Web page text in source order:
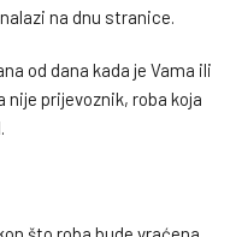
na dnu stranice.
od dana kada je Vama ili
prijevoznik, roba koja